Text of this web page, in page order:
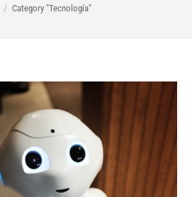
here:
Category "Tecnología"